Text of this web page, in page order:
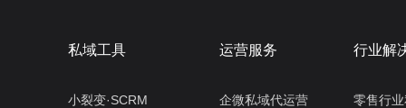
私域工具
小裂变·SCRM
运营服务
企微私域代运营
行业解
零售行